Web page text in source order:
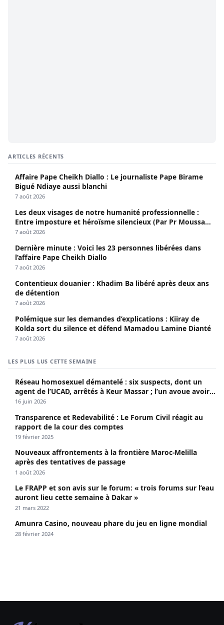
ARTICLES RÉCENTS
Affaire Pape Cheikh Diallo : Le journaliste Pape Birame
Bigué Ndiaye aussi blanchi
7 août 2026
Les deux visages de notre humanité professionnelle :
Entre imposture et héroïsme silencieux (Par Pr Moussa
Seydi)
7 août 2026
Dernière minute : Voici les 23 personnes libérées dans
l’affaire Pape Cheikh Diallo
7 août 2026
Contentieux douanier : Khadim Ba libéré après deux ans
de détention
7 août 2026
Polémique sur les demandes d’explications : Kiiray de
Kolda sort du silence et défend Mamadou Lamine Dianté
7 août 2026
LES PLUS LUS CETTE SEMAINE
Réseau homosexuel démantelé : six suspects, dont un
agent de l’UCAD, arrêtés à Keur Massar ; l’un avoue avoir
propagé le VIH depuis 2018
16 juin 2026
Transparence et Redevabilité : Le Forum Civil réagit au
rapport de la cour des comptes
19 février 2025
Nouveaux affrontements à la frontière Maroc-Melilla
après des tentatives de passage
1 août 2026
Le FRAPP et son avis sur le forum: « trois forums sur l’eau
auront lieu cette semaine à Dakar »
21 mars 2022
Amunra Casino, nouveau phare du jeu en ligne mondial
28 février 2024